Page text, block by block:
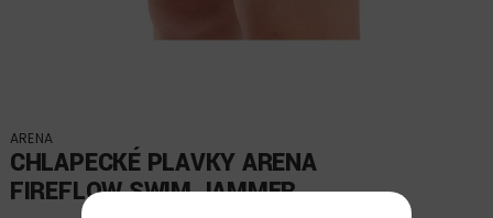
ARENA
CHLAPECKÉ PLAVKY ARENA
FIREFLOW SWIM JAMMER